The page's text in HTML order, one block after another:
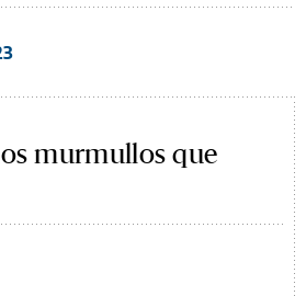
murmullos que